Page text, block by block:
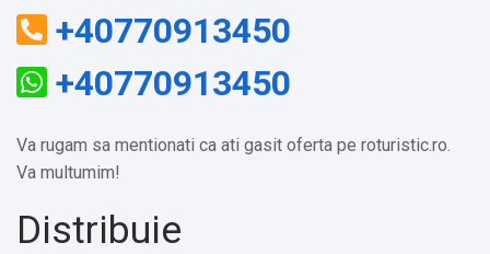
+40770913450
+40770913450
Va rugam sa mentionati ca ati gasit oferta pe roturistic.ro.
Va multumim!
Distribuie